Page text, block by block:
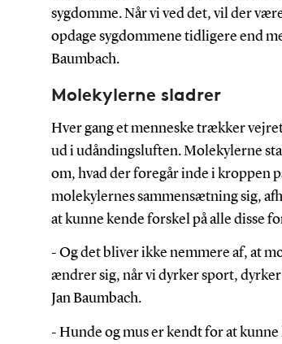
sygdomme. Når vi ved det, vil der
opdage sygdommene tidligere end
Baumbach.
Molekylerne sladrer
Hver gang et menneske trækker
ud i udåndingsluften. Molekylerne
om, hvad der foregår inde i kroppen
molekylernes sammensætning sig,
at kunne kende forskel på alle disse
- Og det bliver ikke nemmere af, at
ændrer sig, når vi dyrker sport,
Jan Baumbach.
- Hunde og mus er kendt for at